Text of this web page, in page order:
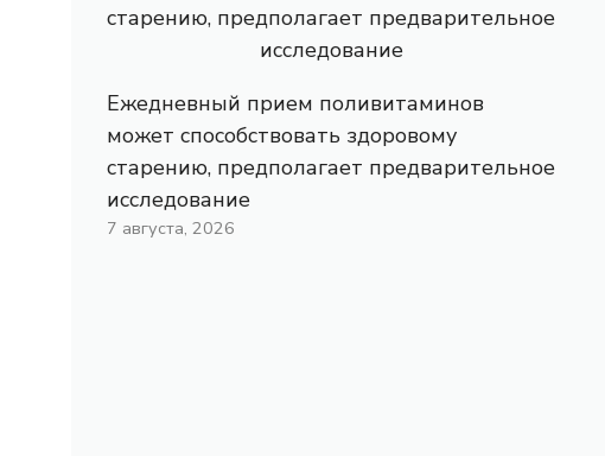
Ежедневный прием поливитаминов
может способствовать здоровому
старению, предполагает предварительное
исследование
7 августа, 2026